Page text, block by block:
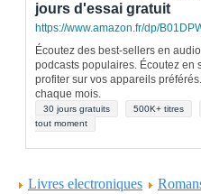
jours d'essai gratuit
https://www.amazon.fr/dp/
Écoutez des best-sellers en
podcasts populaires. Écoutez en
profiter sur vos appareils
chaque mois.
30 jours gratuits 500K+ titres
tout moment
Livres electroniques